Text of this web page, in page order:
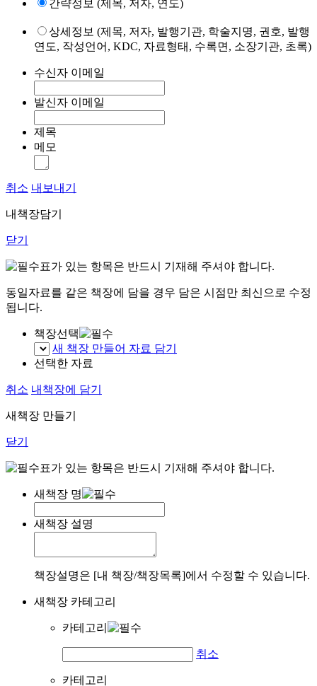
간략정보 (제목, 저자, 연도)
상세정보 (제목, 저자, 발행기관, 학술지명, 권호, 발행
연도, 작성언어, KDC, 자료형태, 수록면, 소장기관, 초록)
수신자 이메일
발신자 이메일
제목
메모
취소 내보내기
내책장담기
닫기
표가 있는 항목은 반드시 기재해 주셔야 합니다.
동일자료를 같은 책장에 담을 경우 담은 시점만 최신으로 수정
됩니다.
책장선택
새 책장 만들어 자료 담기
선택한 자료
취소 내책장에 담기
새책장 만들기
닫기
표가 있는 항목은 반드시 기재해 주셔야 합니다.
새책장 명
새책장 설명
책장설명은 [내 책장/책장목록]에서 수정할 수 있습니다.
새책장 카테고리
카테고리
취소
카테고리